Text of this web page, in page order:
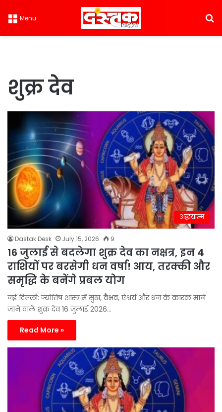
Menu
शुक्र देव
अद्धयात्म
Dastak Desk July 15, 2026 9
16 जुलाई से बदलेगा शुक्र देव का नक्षत्र, इन 4
राशियों पर बरसेगी धन वर्षा! आय, तरक्की और
समृद्धि के बनेंगे प्रबल योग
नई दिल्ली: ज्योतिष शास्त्र में सुख, वैभव, ऐश्वर्य और धन के कारक माने
जाने वाले शुक्र देव 16 जुलाई 2026…
Read More »